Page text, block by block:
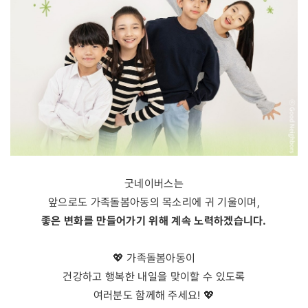
굿네이버스는
앞으로도 가족돌봄아동의 목소리에 귀 기울이며,
좋은 변화를 만들어가기 위해 계속 노력하겠습니다.
💖 가족돌봄아동이
건강하고 행복한 내일을 맞이할 수 있도록
여러분도 함께해 주세요! 💖